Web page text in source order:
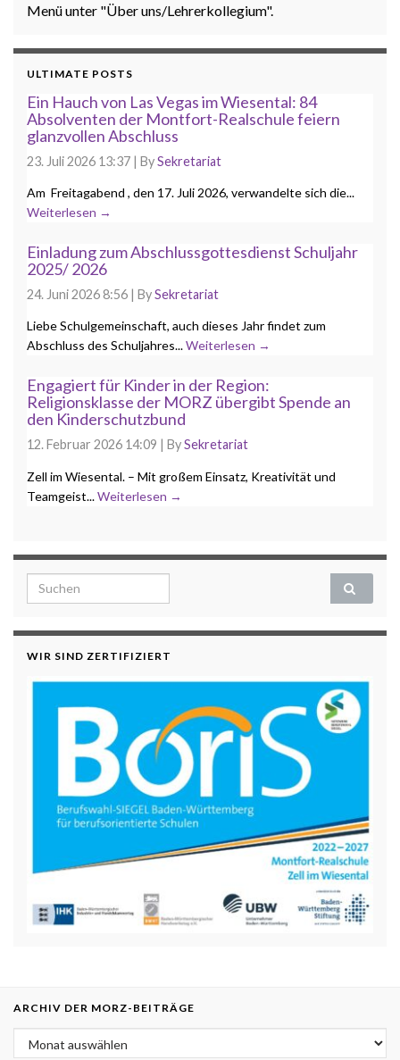
Menü unter "Über uns/Lehrerkollegium".
ULTIMATE POSTS
Ein Hauch von Las Vegas im Wiesental: 84
Absolventen der Montfort-Realschule feiern
glanzvollen Abschluss
23. Juli 2026 13:37 | BySekretariat
Am Freitagabend , den 17. Juli 2026, verwandelte sich die...
Weiterlesen →
Einladung zum Abschlussgottesdienst Schuljahr
2025/ 2026
24. Juni 2026 8:56 | BySekretariat
Liebe Schulgemeinschaft, auch dieses Jahr findet zum
Abschluss des Schuljahres...Weiterlesen →
Engagiert für Kinder in der Region:
Religionsklasse der MORZ übergibt Spende an
den Kinderschutzbund
12. Februar 2026 14:09 BySekretariat
Zell im Wiesental. – Mit großem Einsatz, Kreativität und
Teamgeist...Weiterlesen →
Search for:
WIR SIND ZERTIFIZIERT
ARCHIV DER MORZ-BEITRÄGE
Archiv der MORZ-Beiträge